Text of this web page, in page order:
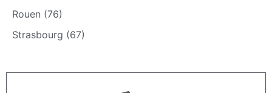
Rouen (76)
Strasbourg (67)